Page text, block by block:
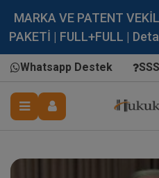
MARKA VE PATENT
PAKETİ | FULL+FULL |
Whatsapp Destek SSS